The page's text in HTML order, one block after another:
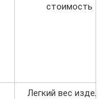
стоимость
Легкий вес